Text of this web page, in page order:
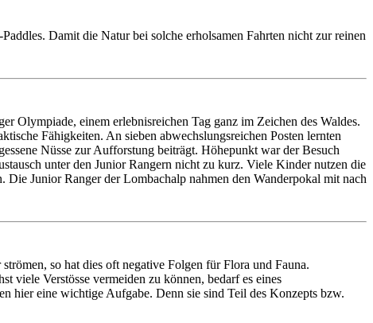
Damit die Natur bei solche erholsamen Fahrten nicht zur reinen
Olympiade, einem erlebnisreichen Tag ganz im Zeichen des Waldes.
Fähigkeiten. An sieben abwechslungsreichen Posten lernten
Nüsse zur Aufforstung beiträgt. Höhepunkt war der Besuch
unter den Junior Rangern nicht zu kurz. Viele Kinder nutzen die
Junior Ranger der Lombachalp nahmen den Wanderpokal mit nach
so hat dies oft negative Folgen für Flora und Fauna.
viele Verstösse vermeiden zu können, bedarf es eines
hier eine wichtige Aufgabe. Denn sie sind Teil des Konzepts bzw.